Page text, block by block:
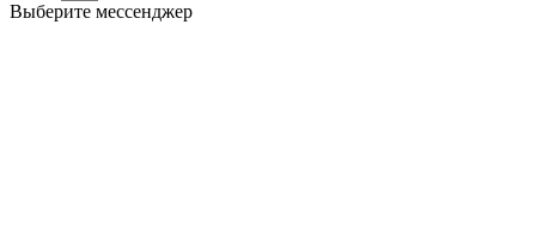
Выберите мессенджер